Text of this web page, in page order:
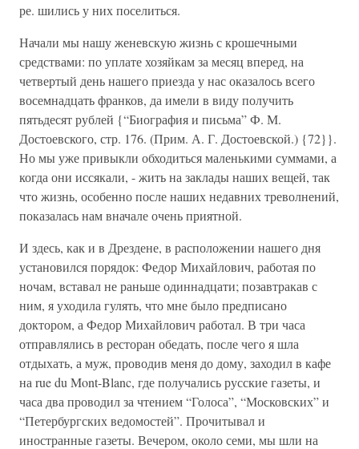
ре. шились у них поселиться.
Начали мы нашу женевскую жизнь с крошечными
средствами: по уплате хозяйкам за месяц вперед, на
четвертый день нашего приезда у нас оказалось всего
восемнадцать франков, да имели в виду получить
пятьдесят рублей {“Биография и письма” Ф. М.
Достоевского, стр. 176. (Прим. А. Г. Достоевской.) {72}}.
Но мы уже привыкли обходиться маленькими суммами, а
когда они иссякали, - жить на заклады наших вещей, так
что жизнь, особенно после наших недавних треволнений,
показалась нам вначале очень приятной.
И здесь, как и в Дрездене, в расположении нашего дня
установился порядок: Федор Михайлович, работая по
ночам, вставал не раньше одиннадцати; позавтракав с
ним, я уходила гулять, что мне было предписано
доктором, а Федор Михайлович работал. В три часа
отправлялись в ресторан обедать, после чего я шла
отдыхать, а муж, проводив меня до дому, заходил в кафе
на rue du Mont-Blanc, где получались русские газеты, и
часа два проводил за чтением “Голоса”, “Московских” и
“Петербургских ведомостей”. Прочитывал и
иностранные газеты. Вечером, около семи, мы шли на